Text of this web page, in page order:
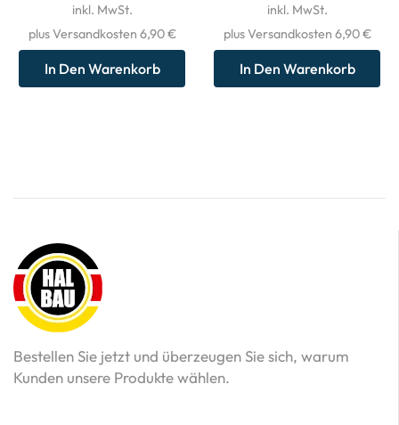
inkl. MwSt.
plus Versandkosten 6,90 €
In Den Warenkorb
inkl. MwSt.
plus Versandkosten 6,90 €
In Den Warenkorb
Bestellen Sie jetzt und überzeugen Sie sich, warum
Kunden unsere Produkte wählen.